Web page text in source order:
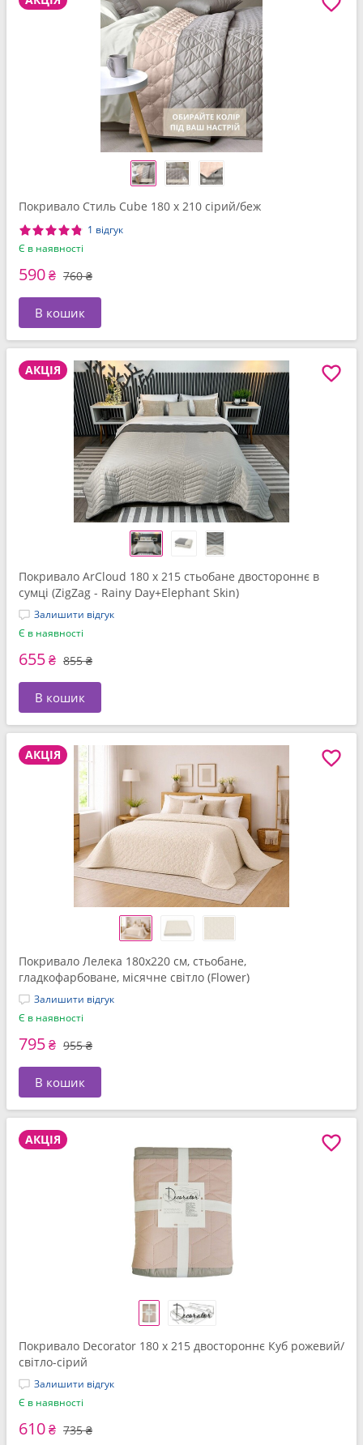
Покривало Стиль Cube 180 x 210 сірий/беж
1 відгук
Є в наявності
590₴ 760 ₴
В кошик
АКЦІЯ
Покривало ArCloud 180 x 215 стьобане двостороннє в
сумцi (ZigZag - Rainy Day+Elephant Skin)
Залишити відгук
Є в наявності
655₴ 855 ₴
В кошик
АКЦІЯ
Покривало Лелека 180x220 см, стьобане,
гладкофарбоване, місячне світло (Flower)
Залишити відгук
Є в наявності
795₴ 955 ₴
В кошик
АКЦІЯ
Покривало Decorator 180 x 215 двостороннє Куб рожевий/
світло-сірий
Залишити відгук
Є в наявності
610₴ 735 ₴